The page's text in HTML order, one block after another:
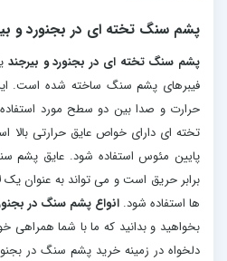
پشم سنگ تخته ای در بجنورد و
پشم سنگ تخته ای در بجنورد و بیرجند
فیبرهای پشم سنگ ساخته شده است.
حرارت و صدا بین دو سطح مورد
تخته ای دارای خواص عایق حرارتی بالا
پایین مئوس استفاده شود. عایق پشم
برابر حریق است و می تواند به عنوان
ها استفاده شود.انواع پشم سنگ در
بخواهید و بدانید که ما با شما همراهی
دلخواه در زمینه خرید پشم سنگ در